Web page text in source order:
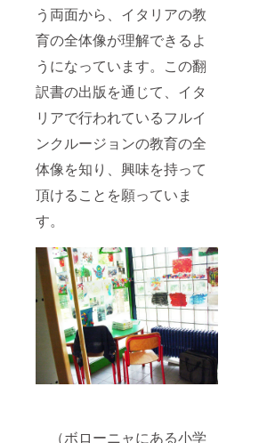
う両面から、イタリアの教
育の全体像が理解できるよ
うになっています。この翻
訳書の出版を通じて、イタ
リアで行われているフルイ
ンクルージョンの教育の全
体像を知り、興味を持って
頂けることを願っていま
す。
（ボローニャにある小学